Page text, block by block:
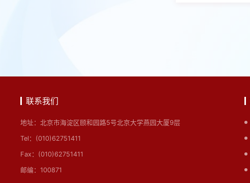
联系我们
地址：北京市海淀区颐和园路5号北京大学燕园大厦9层
Tel：(010)62751411
Fax：(010)62751411
邮编：100871